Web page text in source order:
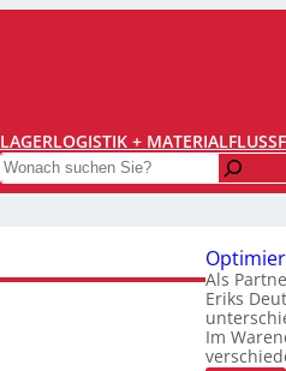
LAGERLOGISTIK + MATERIALFLUSS
Search
Als
Eriks
Im